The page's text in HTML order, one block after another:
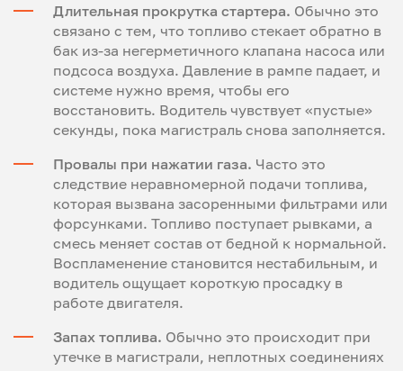
Длительная прокрутка стартера. Обычно это
связано с тем, что топливо стекает обратно в
бак из-за негерметичного клапана насоса или
подсоса воздуха. Давление в рампе падает, и
системе нужно время, чтобы его
восстановить. Водитель чувствует «пустые»
секунды, пока магистраль снова заполняется.
Провалы при нажатии газа. Часто это
следствие неравномерной подачи топлива,
которая вызвана засоренными фильтрами или
форсунками. Топливо поступает рывками, а
смесь меняет состав от бедной к нормальной.
Воспламенение становится нестабильным, и
водитель ощущает короткую просадку в
работе двигателя.
Запах топлива. Обычно это происходит при
утечке в магистрали, неплотных соединениях